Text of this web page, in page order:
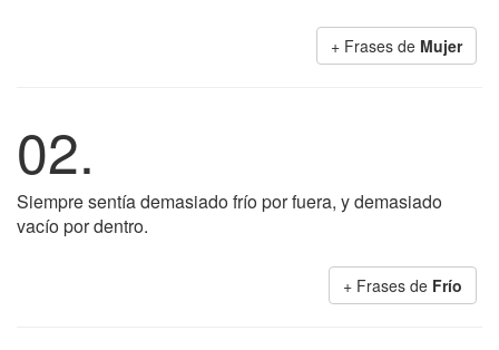
+ Frases de Mujer
02.
Siempre sentía demasiado frío por fuera, y demasiado
vacío por dentro.
+ Frases de Frío